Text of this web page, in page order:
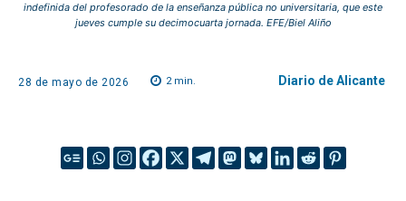
indefinida del profesorado de la enseñanza pública no universitaria, que este
jueves cumple su decimocuarta jornada. EFE/Biel Aliño
28 de mayo de 2026 2min. Diario de Alicante